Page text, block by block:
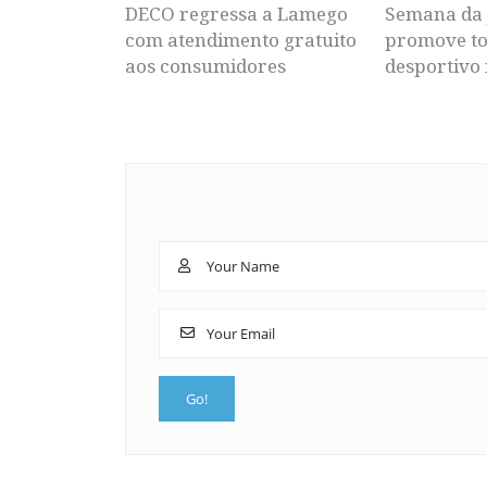
DECO regressa a Lamego
com atendimento gratuito
aos consumidores
Semana
promove